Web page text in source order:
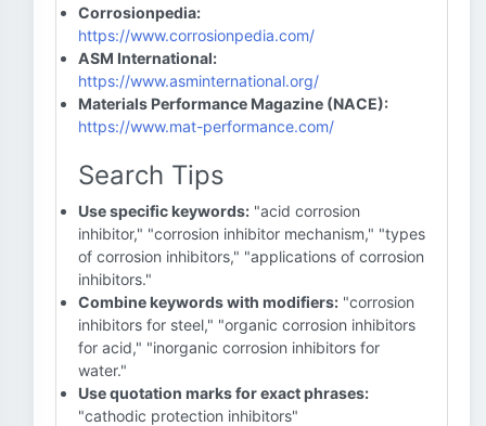
Corrosionpedia:
https://www.corrosionpedia.com/
ASM International:
https://www.asminternational.org/
Materials Performance Magazine (NACE):
https://www.mat-performance.com/
Search Tips
Use specific keywords: "acid corrosion
inhibitor," "corrosion inhibitor mechanism," "types
of corrosion inhibitors," "applications of corrosion
inhibitors."
Combine keywords with modifiers: "corrosion
inhibitors for steel," "organic corrosion inhibitors
for acid," "inorganic corrosion inhibitors for
water."
Use quotation marks for exact phrases:
"cathodic protection inhibitors"